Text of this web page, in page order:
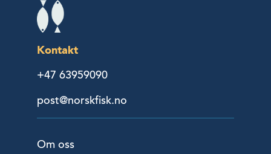
Kontakt
+47 63959090
post@norskfisk.no
Om oss